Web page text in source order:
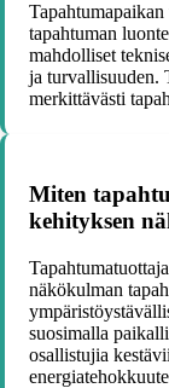
tapahtuman
mahdolliset
ja turvallisuuden.
merkittävästi
Miten
kehityksen
näkökulman
suosimalla
osallistujia